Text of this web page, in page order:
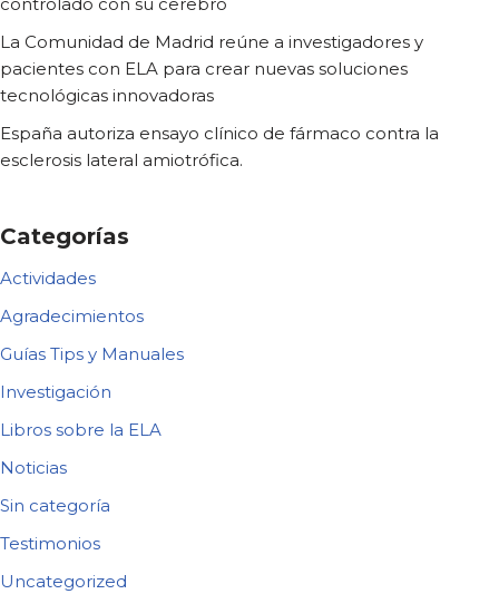
controlado con su cerebro
La Comunidad de Madrid reúne a investigadores y
pacientes con ELA para crear nuevas soluciones
tecnológicas innovadoras
España autoriza ensayo clínico de fármaco contra la
esclerosis lateral amiotrófica.
Categorías
Actividades
Agradecimientos
Guías Tips y Manuales
Investigación
Libros sobre la ELA
Noticias
Sin categoría
Testimonios
Uncategorized